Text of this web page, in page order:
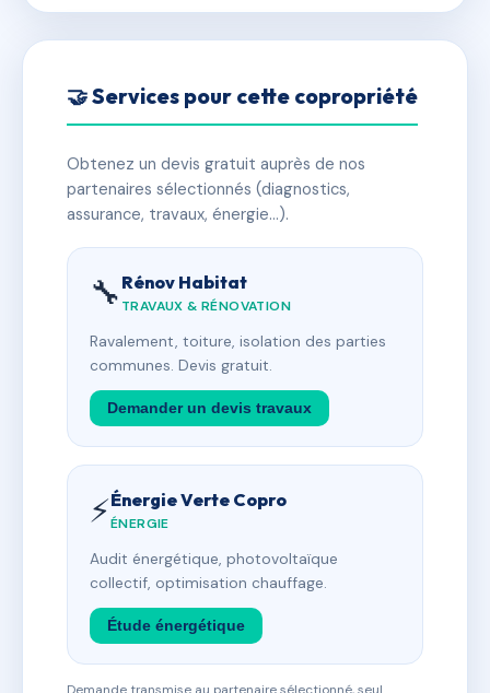
🤝 Services pour cette copropriété
Obtenez un devis gratuit auprès de nos
partenaires sélectionnés (diagnostics,
assurance, travaux, énergie…).
🔧 Rénov Habitat
TRAVAUX & RÉNOVATION
Ravalement, toiture, isolation des parties
communes. Devis gratuit.
Demander un devis travaux
⚡Énergie Verte Copro
ÉNERGIE
Audit énergétique, photovoltaïque
collectif, optimisation chauffage.
Étude énergétique